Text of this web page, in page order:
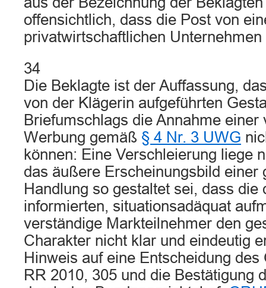
offensichtlich, dass die Post von
privatwirtschaftlichen
34
Die Beklagte ist der Auffassung,
von der Klägerin aufgeführten
Briefumschlags die Annahme einer
Werbung gemäß § 4 Nr. 3 UWG
können: Eine Verschleierung liege
das äußere Erscheinungsbild einer
Handlung so gestaltet sei, dass die
informierten, situationsadäquat
verständige Markteilnehmer den
Charakter nicht klar und eindeutig
Hinweis auf eine Entscheidung
RR 2010, 305 und die Bestätigung